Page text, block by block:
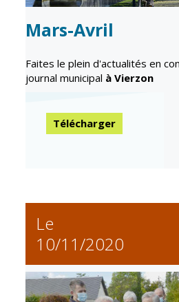
Gare de Vierzon
Travaux
Refuge canin
Marchés
logement
Mars-Avril
Faites le plein d'actualités en
journal municipal à Vierzon
Télécharger
Le
10/11/2020